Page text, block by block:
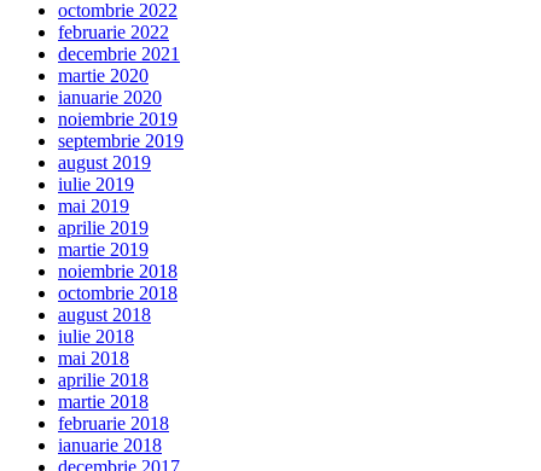
octombrie 2022
februarie 2022
decembrie 2021
martie 2020
ianuarie 2020
noiembrie 2019
septembrie 2019
august 2019
iulie 2019
mai 2019
aprilie 2019
martie 2019
noiembrie 2018
octombrie 2018
august 2018
iulie 2018
mai 2018
aprilie 2018
martie 2018
februarie 2018
ianuarie 2018
decembrie 2017